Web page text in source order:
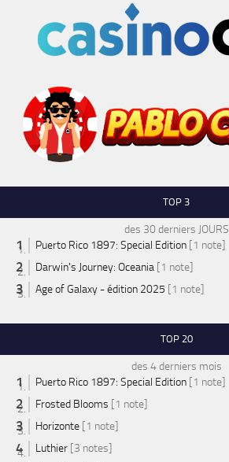
TOP 3
des 30 derniers JOURS
Puerto Rico 1897: Special Edition [1 note]
Darwin's Journey: Oceania [1 note]
Age of Galaxy - édition 2025 [1 note]
TOP 20
des 4 derniers mois
Puerto Rico 1897: Special Edition [1 note]
Frosted Blooms [1 note]
Horizonte [1 note]
Luthier [3 notes]